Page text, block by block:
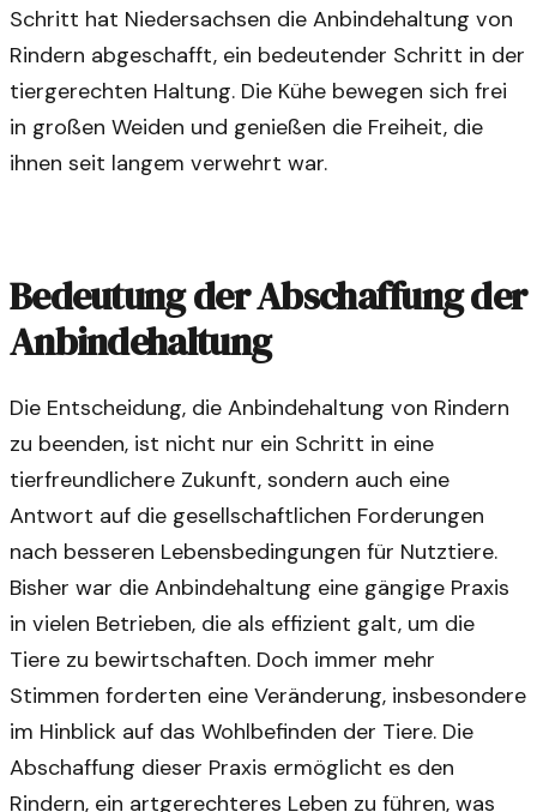
Schritt hat Niedersachsen die Anbindehaltung von
Rindern abgeschafft, ein bedeutender Schritt in der
tiergerechten Haltung. Die Kühe bewegen sich frei
in großen Weiden und genießen die Freiheit, die
ihnen seit langem verwehrt war.
Bedeutung der Abschaffung der
Anbindehaltung
Die Entscheidung, die Anbindehaltung von Rindern
zu beenden, ist nicht nur ein Schritt in eine
tierfreundlichere Zukunft, sondern auch eine
Antwort auf die gesellschaftlichen Forderungen
nach besseren Lebensbedingungen für Nutztiere.
Bisher war die Anbindehaltung eine gängige Praxis
in vielen Betrieben, die als effizient galt, um die
Tiere zu bewirtschaften. Doch immer mehr
Stimmen forderten eine Veränderung, insbesondere
im Hinblick auf das Wohlbefinden der Tiere. Die
Abschaffung dieser Praxis ermöglicht es den
Rindern, ein artgerechteres Leben zu führen, was